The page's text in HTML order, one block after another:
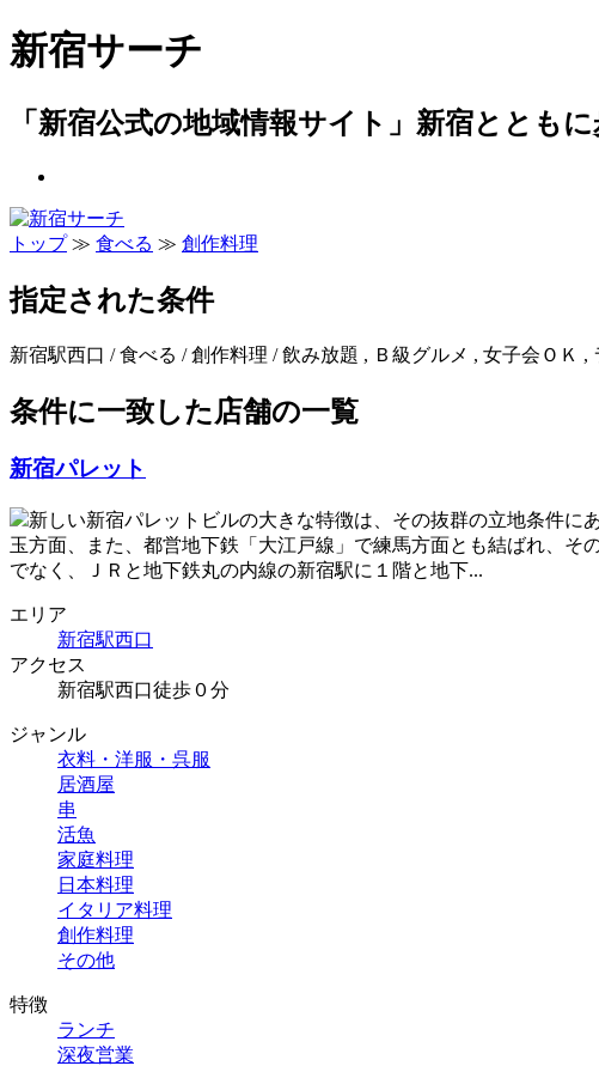
新宿サーチ
「新宿公式の地域情報サイト」新宿ととも
トップ≫ 食べる ≫ 創作料理
指定された条件
新宿駅西口 / 食べる / 創作料理 / 飲み放題 , Ｂ級グルメ , 女子会ＯＫ
条件に一致した店舗の一覧
新宿パレット
新しい新宿パレットビルの大きな特徴は、その抜群の立地条件
玉方面、また、都営地下鉄「大江戸線」で練馬方面とも結ばれ、
でなく、ＪＲと地下鉄丸の内線の新宿駅に１階と地下...
エリア
新宿駅西口
アクセス
新宿駅西口徒歩０分
ジャンル
衣料・洋服・呉服
居酒屋
串
活魚
家庭料理
日本料理
イタリア料理
創作料理
その他
特徴
ランチ
深夜営業